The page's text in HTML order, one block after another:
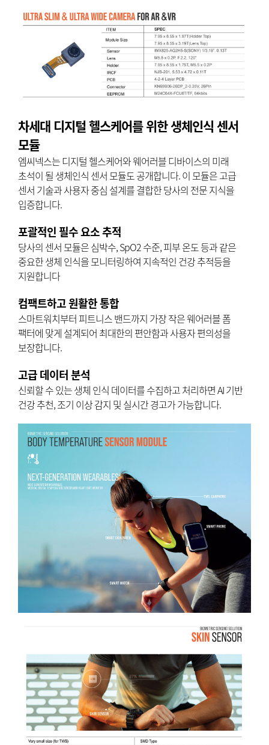
차세대 디지털 헬스케어를 위한 생체인식 센서
모듈
엠씨넥스는 디지털 헬스케어와 웨어러블 디바이스의 미래
초석이 될 생체인식 센서 모듈도 공개합니다. 이 모듈은 고급
센서 기술과 사용자 중심 설계를 결합한 당사의 전문 지식을
입증합니다.
포괄적인 필수 요소 추적
당사의 센서 모듈은 심박수, SpO2 수준, 피부 온도 등과 같은
중요한 생체 인식을 모니터링하여 지속적인 건강 추적등을
지원합니다
컴팩트하고 원활한 통합
스마트워치부터 피트니스 밴드까지 가장 작은 웨어러블 폼
팩터에 맞게 설계되어 최대한의 편안함과 사용자 편의성을
보장합니다.
고급 데이터 분석
신뢰할 수 있는 생체 인식 데이터를 수집하고 처리하면 AI 기반
건강 추천, 조기 이상 감지 및 실시간 경고가 가능합니다.